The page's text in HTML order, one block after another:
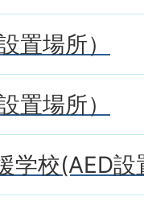
置場所）
置場所）
学校(AED設